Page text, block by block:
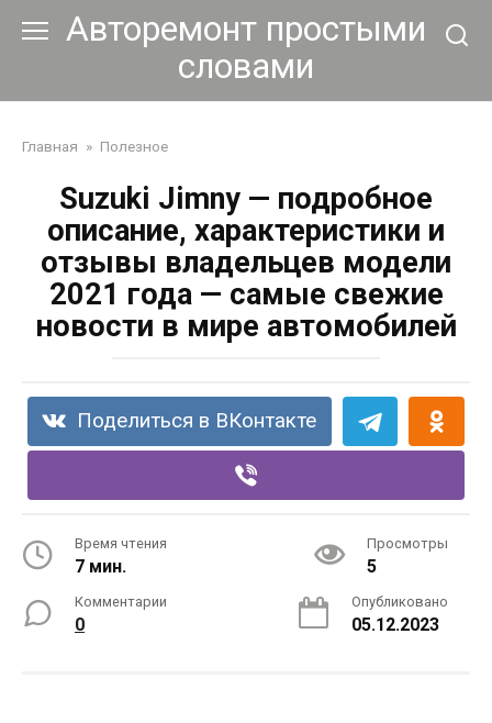
Авторемонт простыми
словами
Главная » Полезное
Suzuki Jimny — подробное
описание, характеристики и
отзывы владельцев модели
2021 года — самые свежие
новости в мире автомобилей
Поделиться в ВКонтакте
Время чтения
7 мин.
Просмотры
5
Комментарии
0
Опубликовано
05.12.2023